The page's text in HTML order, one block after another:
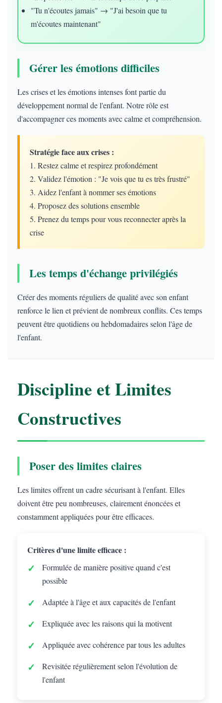
"Tu n'écoutes jamais" → "J'ai besoin que tu
m'écoutes maintenant"
Gérer les émotions difficiles
Les crises et les émotions intenses font partie du
développement normal de l'enfant. Notre rôle est
d'accompagner ces moments avec calme et compréhension.
Stratégie face aux crises :
1. Restez calme et respirez profondément
2. Validez l'émotion : "Je vois que tu es très frustré"
3. Aidez l'enfant à nommer ses émotions
4. Proposez des solutions ensemble
5. Prenez du temps pour vous reconnecter après la
crise
Les temps d'échange privilégiés
Créer des moments réguliers de qualité avec son enfant
renforce le lien et prévient de nombreux conflits. Ces temps
peuvent être quotidiens ou hebdomadaires selon l'âge de
l'enfant.
Discipline et Limites
Constructives
Poser des limites claires
Les limites offrent un cadre sécurisant à l'enfant. Elles
doivent être peu nombreuses, clairement énoncées et
constamment appliquées pour être efficaces.
Critères d'une limite efficace :
Formulée de manière positive quand c'est
possible
Adaptée à l'âge et aux capacités de l'enfant
Expliquée avec les raisons qui la motivent
Appliquée avec cohérence par tous les adultes
Revisitée régulièrement selon l'évolution de
l'enfant